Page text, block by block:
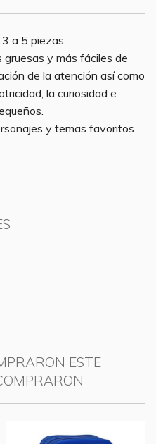
a 5 piezas.
gruesas y más fáciles de
de la atención así como
la curiosidad e
y temas favoritos
ESTE